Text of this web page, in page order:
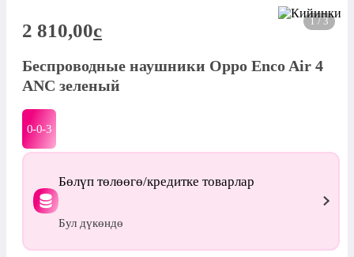
1 / 3
2 810,00c
Беспроводные наушники Oppo Enco Air 4
ANC зеленый
0-0-3
Бөлүп төлөөгө/кредитке товарлар
Бул дүкөндө